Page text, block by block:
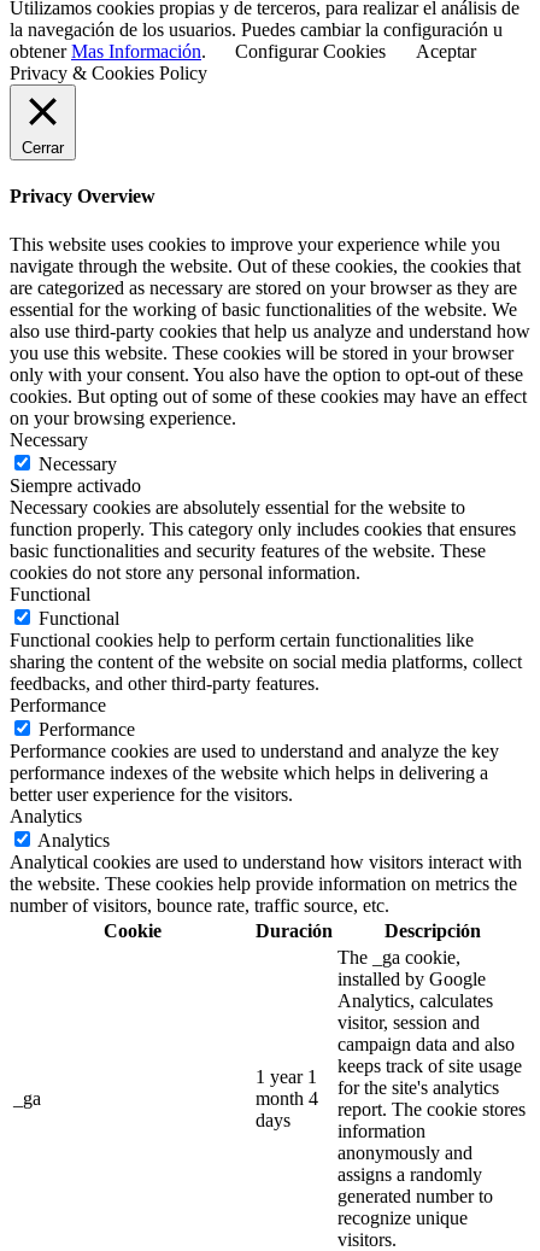
Utilizamos cookies propias y de terceros, para realizar el análisis de
la navegación de los usuarios. Puedes cambiar la configuración u
obtenerMas Información. Configurar Cookies
Aceptar
Privacy & Cookies Policy
Cerrar
Privacy Overview
This website uses cookies to improve your experience while you
navigate through the website. Out of these cookies, the cookies that
are categorized as necessary are stored on your browser as they are
essential for the working of basic functionalities of the website. We
also use third-party cookies that help us analyze and understand how
you use this website. These cookies will be stored in your browser
only with your consent. You also have the option to opt-out of these
cookies. But opting out of some of these cookies may have an effect
on your browsing experience.
Necessary
Necessary
Siempre activado
Necessary cookies are absolutely essential for the website to
function properly. This category only includes cookies that ensures
basic functionalities and security features of the website. These
cookies do not store any personal information.
Functional
Functional
Functional cookies help to perform certain functionalities like
sharing the content of the website on social media platforms, collect
feedbacks, and other third-party features.
Performance
Performance
Performance cookies are used to understand and analyze the key
performance indexes of the website which helps in delivering a
better user experience for the visitors.
Analytics
Analytics
Analytical cookies are used to understand how visitors interact with
the website. These cookies help provide information on metrics the
number of visitors, bounce rate, traffic source, etc.
Cookie
Duración Descripción
_ga
1 year 1
month 4
days
The _ga cookie,
installed by Google
Analytics, calculates
visitor, session and
campaign data and also
keeps track of site usage
for the site's analytics
report. The cookie stores
information
anonymously and
assigns a randomly
generated number to
recognize unique
visitors.